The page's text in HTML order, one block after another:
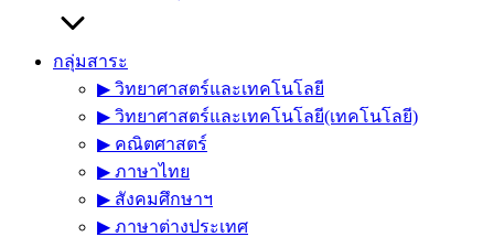
กลุ่มสาระ
▶︎ วิทยาศาสตร์และเทคโนโลยี
▶︎ วิทยาศาสตร์และเทคโนโลยี(เทคโนโลยี)
▶︎ คณิตศาสตร์
▶︎ ภาษาไทย
▶︎ สังคมศึกษาฯ
▶︎ ภาษาต่างประเทศ